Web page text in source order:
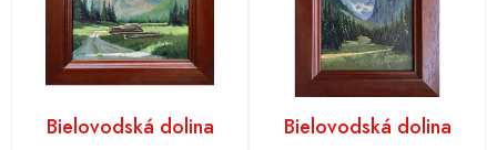
Bielovodská dolina Bielovodská dolina